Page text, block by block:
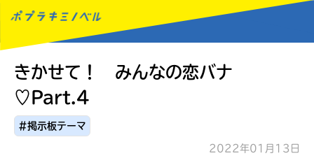
MENU
きかせて！ みんなの恋バナ
♡Part.4
#掲示板テーマ
2022年01月13日